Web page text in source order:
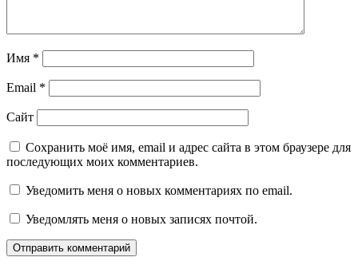
Имя *
Email *
Сайт
Сохранить моё имя, email и адрес сайта в этом браузере для
последующих моих комментариев.
Уведомить меня о новых комментариях по email.
Уведомлять меня о новых записях почтой.